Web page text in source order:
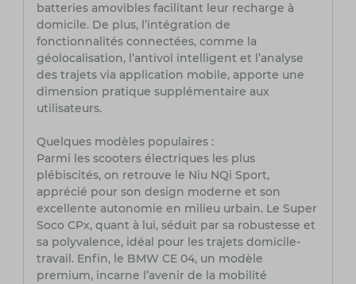
batteries amovibles facilitant leur recharge à
domicile. De plus, l’intégration de
fonctionnalités connectées, comme la
géolocalisation, l’antivol intelligent et l’analyse
des trajets via application mobile, apporte une
dimension pratique supplémentaire aux
utilisateurs.
Quelques modèles populaires :
Parmi les scooters électriques les plus
plébiscités, on retrouve le Niu NQi Sport,
apprécié pour son design moderne et son
excellente autonomie en milieu urbain. Le Super
Soco CPx, quant à lui, séduit par sa robustesse et
sa polyvalence, idéal pour les trajets domicile-
travail. Enfin, le BMW CE 04, un modèle
premium, incarne l’avenir de la mobilité